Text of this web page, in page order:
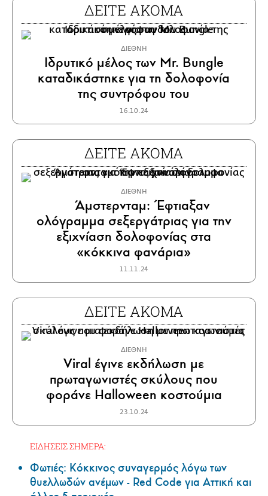
ΔΕΙΤΕ ΑΚΟΜΑ
ΔΙΕΘΝΗ
Ιδρυτικό μέλος των Mr. Bungle
καταδικάστηκε για τη δολοφονία
της συντρόφου του
16.10.24
ΔΕΙΤΕ ΑΚΟΜΑ
ΔΙΕΘΝΗ
Άμστερνταμ: Έφτιαξαν
ολόγραμμα σεξεργάτριας για την
εξιχνίαση δολοφονίας στα
«κόκκινα φανάρια»
11.11.24
ΔΕΙΤΕ ΑΚΟΜΑ
ΔΙΕΘΝΗ
Viral έγινε εκδήλωση με
πρωταγωνιστές σκύλους που
φοράνε Halloween κοστούμια
23.10.24
ΕΙΔΗΣΕΙΣ ΣΗΜΕΡΑ:
Φωτιές: Κόκκινος συναγερμός λόγω των
θυελλωδών ανέμων - Red Code για Αττική και